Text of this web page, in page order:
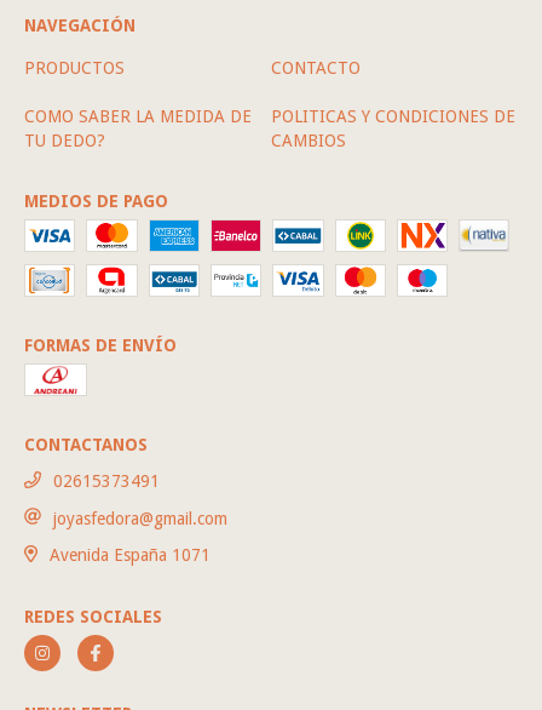
NAVEGACIÓN
PRODUCTOS CONTACTO
COMO SABER LA MEDIDA DE
TU DEDO?
POLITICAS Y CONDICIONES DE
CAMBIOS
MEDIOS DE PAGO
FORMAS DE ENVÍO
CONTACTANOS
02615373491
joyasfedora@gmail.com
Avenida España 1071
REDES SOCIALES